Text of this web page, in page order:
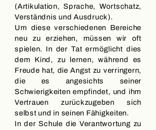
(Artikulation, Sprache, Wortschatz,
Verständnis und Ausdruck).
Um diese verschiedenen Bereiche
neu zu erziehen, müssen wir oft
spielen. In der Tat ermöglicht dies
dem Kind, zu lernen, während es
Freude hat, die Angst zu verringern,
die es angesichts seiner
Schwierigkeiten empfindet, und ihm
Vertrauen zurückzugeben sich
selbst und in seinen Fähigkeiten.
In der Schule die Verantwortung zu